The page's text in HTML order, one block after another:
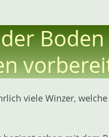
viele Winzer,